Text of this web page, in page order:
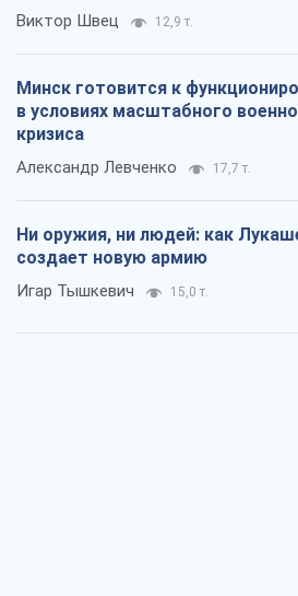
Виктор Швец 12,9 т.
Минск готовится к
в условиях масштабного
кризиса
Александр Левченко 17,7 т.
Ни оружия, ни людей: как
создает новую армию
Игар Тышкевич 15,0 т.